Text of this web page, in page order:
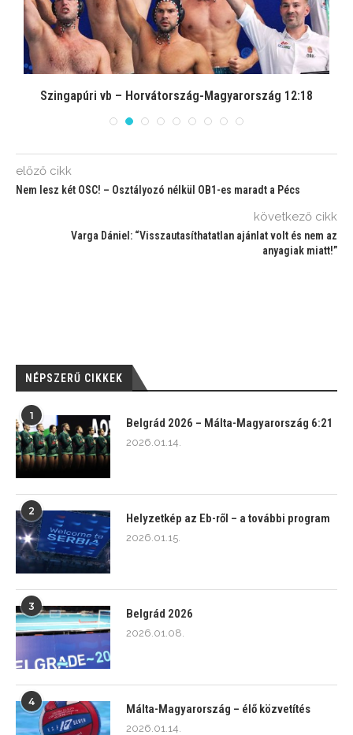
Szingapúri vb – Horvátország-Magyarország 12:18
előző cikk
Nem lesz két OSC! – Osztályozó nélkül OB1-es maradt a Pécs
következő cikk
Varga Dániel: “Visszautasíthatatlan ajánlat volt és nem az
anyagiak miatt!”
NÉPSZERŰ CIKKEK
1
Belgrád 2026 – Málta-Magyarország 6:21
2026.01.14.
2
Helyzetkép az Eb-ről – a további program
2026.01.15.
3
Belgrád 2026
2026.01.08.
4
Málta-Magyarország – élő közvetítés
2026.01.14.